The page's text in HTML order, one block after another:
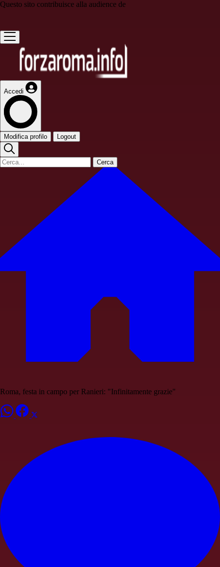
Questo sito contribuisce alla audience de
Accedi
Modifica profilo Logout
Cerca
Roma, festa in campo per Ranieri: "Infinitamente grazie"